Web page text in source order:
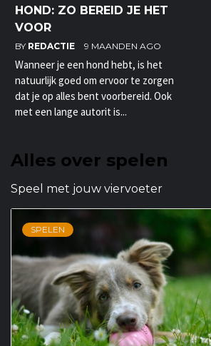
HOND: ZO BEREID JE HET
VOOR
BY REDACTIE 9 MAANDEN AGO
Wanneer je een hond hebt, is het
natuurlijk goed om ervoor te zorgen
dat je op alles bent voorbereid. Ook
met een lange autorit is...
Alles over spelen
Speel met jouw viervoeter
SPELEN